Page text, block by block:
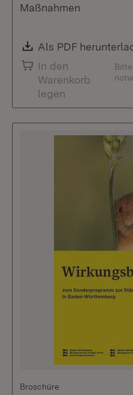
Maßnahmen
Download:
Als PDF
In den
Warenkorb
legen
Broschüre